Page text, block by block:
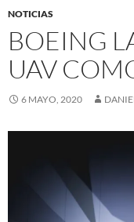
NOTICIAS
BOEING
UAV
6 MAYO, 2020